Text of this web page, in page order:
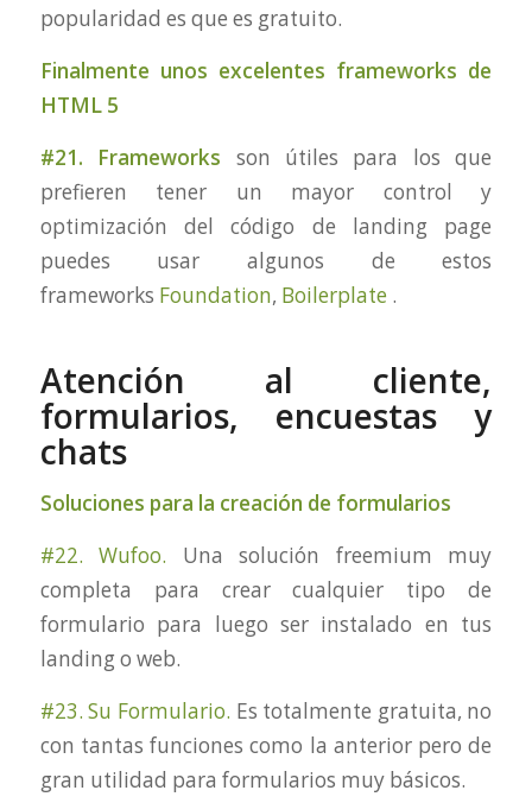
popularidad es que es gratuito.
Finalmente unos excelentes frameworks de
HTML 5
#21. Frameworks son útiles para los que
prefieren tener un mayor control y
optimización del código de landing page
puedes usar algunos de estos
frameworks Foundation, Boilerplate.
Atención al cliente,
formularios, encuestas y
chats
Soluciones para la creación de formularios
#22. Wufoo. Una solución freemium muy
completa para crear cualquier tipo de
formulario para luego ser instalado en tus
landing o web.
#23. Su Formulario. Es totalmente gratuita, no
con tantas funciones como la anterior pero de
gran utilidad para formularios muy básicos.